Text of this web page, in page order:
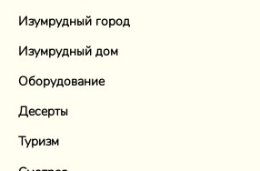
Изумрудный город
Изумрудный дом
Оборудование
Десерты
Туризм